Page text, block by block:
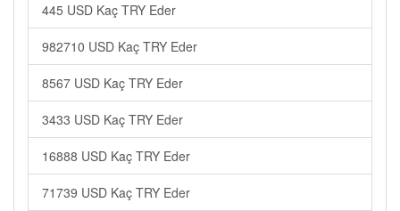
445 USD Kaç TRY Eder
982710 USD Kaç TRY Eder
8567 USD Kaç TRY Eder
3433 USD Kaç TRY Eder
16888 USD Kaç TRY Eder
71739 USD Kaç TRY Eder